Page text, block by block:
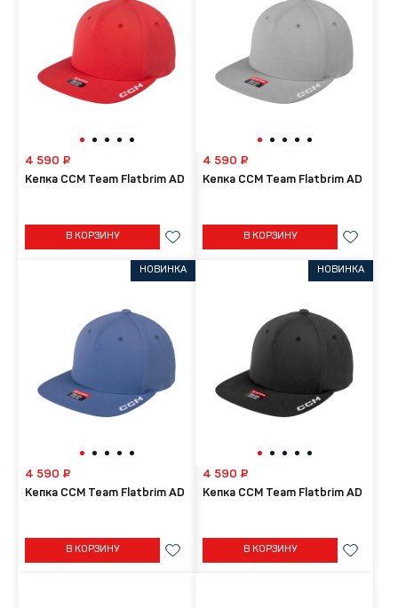
Кепка CCM Team Flatbrim AD
4 590 ₽
В КОРЗИНУ
Кепка CCM Team Flatbrim AD
4 590 ₽
В КОРЗИНУ
НОВИНКА
Кепка CCM Team Flatbrim AD
4 590 ₽
В КОРЗИНУ
НОВИНКА
Кепка CCM Team Flatbrim AD
4 590 ₽
В КОРЗИНУ